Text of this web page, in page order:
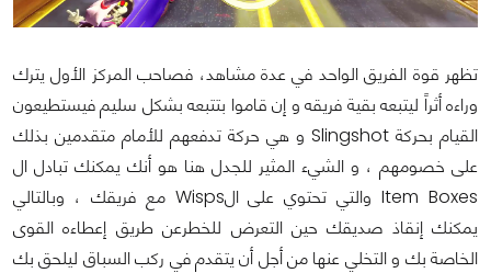
تظهر قوة الفريق الواحد في عدة مشاهد، فصاحب المركز الأول يترك
وراءه أثراً ليتبعه بقية فريقه و إن قاموا بتتبعه بشكل سليم فيستطيعون
القيام بحركة Slingshot و هي حركة تدفعهم للأمام متقدمين بذلك
على خصومهم ، و الشيء المثير للجدل هنا هو أنك يمكنك تبادل ال
Item Boxes والتي تحتوي على الWisps مع فريقك ، وبالتالي
يمكنك إنقاذ صديقك حين التعرض للخطرعن طريق إعطاءه القوى
الخاصة بك و التخلي عنها من أجل أن يتقدم في ركب السباق ليلحق بك